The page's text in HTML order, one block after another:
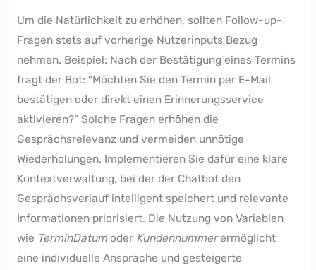
Um die Natürlichkeit zu erhöhen, sollten Follow-up-
Fragen stets auf vorherige Nutzerinputs Bezug
nehmen. Beispiel: Nach der Bestätigung eines Termins
fragt der Bot: “Möchten Sie den Termin per E-Mail
bestätigen oder direkt einen Erinnerungsservice
aktivieren?” Solche Fragen erhöhen die
Gesprächsrelevanz und vermeiden unnötige
Wiederholungen. Implementieren Sie dafür eine klare
Kontextverwaltung, bei der der Chatbot den
Gesprächsverlauf intelligent speichert und relevante
Informationen priorisiert. Die Nutzung von Variablen
wie TerminDatumoder Kundennummerermöglicht
eine individuelle Ansprache und gesteigerte